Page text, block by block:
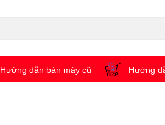
Hướng dẫn bán máy cũ Hướng